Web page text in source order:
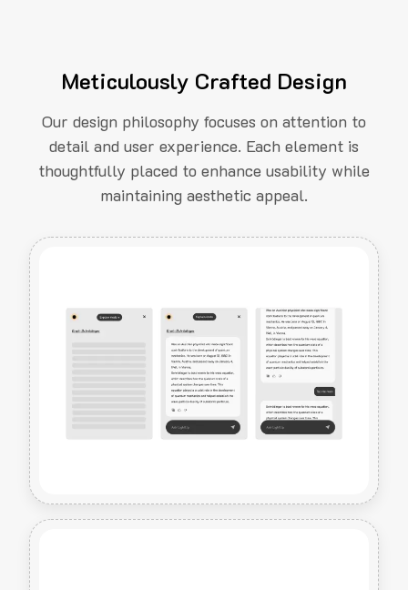
Meticulously Crafted Design
Our design philosophy focuses on attention to
detail and user experience. Each element is
thoughtfully placed to enhance usability while
maintaining aesthetic appeal.